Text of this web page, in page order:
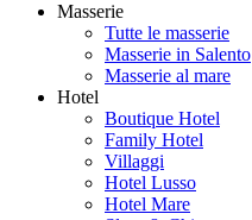
Masserie
Tutte le masserie
Masserie in Salento
Masserie al mare
Hotel
Boutique Hotel
Family Hotel
Villaggi
Hotel Lusso
Hotel Mare